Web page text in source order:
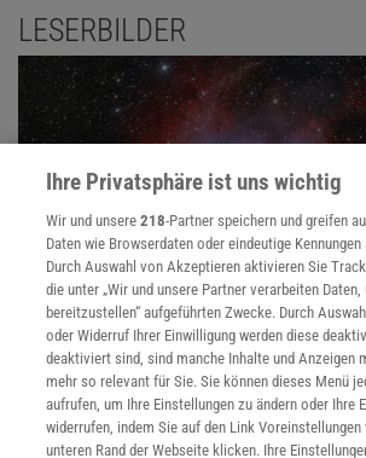
LESERBILDER
Pacman-Nebel (Sh2-184)
SZENENEWS
Ihre Privatsphäre ist uns wichtig
Wir und unsere218-Partner speichern und greifen
Daten wie Browserdaten oder eindeutige
Durch Auswahl von Akzeptieren aktivieren Sie
die unter „Wir und unsere Partner verarbeiten
bereitzustellen“ aufgeführten Zwecke. Durch
oder Widerruf Ihrer Einwilligung werden diese
deaktiviert sind, sind manche Inhalte und Anzeigen
mehr so relevant für Sie. Sie können dieses Menü
aufrufen, um Ihre Einstellungen zu ändern oder Ihre
widerrufen, indem Sie auf den Link Voreinstellungen
unteren Rand der Webseite klicken. Ihre